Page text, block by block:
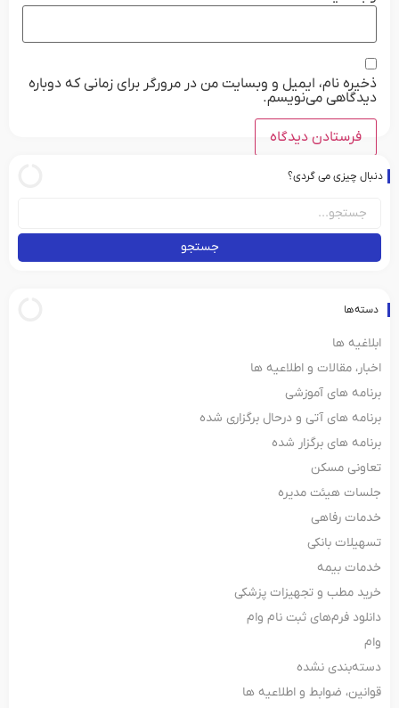
ذخیره نام، ایمیل و وبسایت من در مرورگر برای زمانی که دوباره
دیدگاهی می‌نویسم.
دنبال چیزی می گردی؟
جستجو
دسته‌ها
ابلاغیه ها
اخبار، مقالات و اطلاعیه ها
برنامه های آموزشی
برنامه های آتی و درحال برگزاری شده
برنامه های برگزار شده
تعاونی مسکن
جلسات هیئت مدیره
خدمات رفاهی
تسهیلات بانکی
خدمات بیمه
خرید مطب و تجهیزات پزشکی
دانلود فرم‌های ثبت‌ نام وام
وام
دسته‌بندی نشده
قوانین، ضوابط و اطلاعیه ها